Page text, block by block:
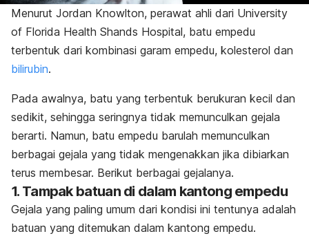
Menurut Jordan Knowlton, perawat ahli dari University
of Florida Health Shands Hospital, batu empedu
terbentuk dari kombinasi garam empedu, kolesterol dan
bilirubin.
Pada awalnya, batu yang terbentuk berukuran kecil dan
sedikit, sehingga seringnya tidak memunculkan gejala
berarti. Namun, batu empedu barulah memunculkan
berbagai gejala yang tidak mengenakkan jika dibiarkan
terus membesar. Berikut berbagai gejalanya.
1. Tampak batuan di dalam kantong empedu
Gejala yang paling umum dari kondisi ini tentunya adalah
batuan yang ditemukan dalam kantong empedu.